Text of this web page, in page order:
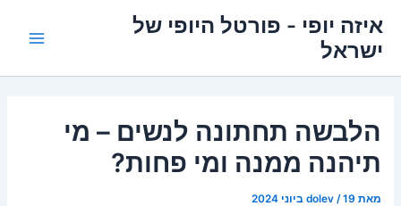
לתוכןאיזה יופי - פורטל היופי של
ישראל
הלבשה תחתונה לנשים – מי
תיהנה ממנה ומי פחות?
מאת dolev /19 ביוני 2024